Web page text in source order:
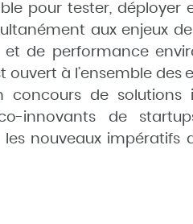
pour tester, déployer
aux enjeux
de performance
ouvert à l’ensemble
un concours de
innovants de
nouveaux impératifs